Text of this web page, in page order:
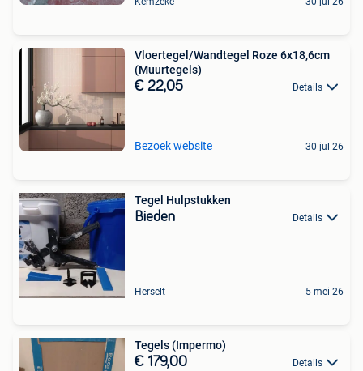
Vloertegel/Wandtegel Roze 6x18,6cm
(Muurtegels)
€ 22,05 Details
Bezoek website 30 jul 26
Tegel Hulpstukken
Bieden Details
Herselt 5 mei 26
Tegels (Impermo)
€ 179,00 Details